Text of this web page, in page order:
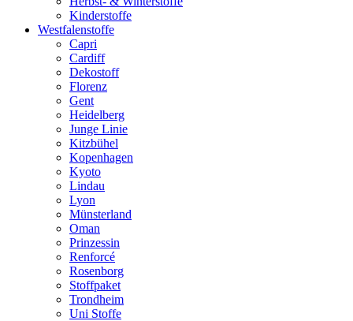
Kinderstoffe
Westfalenstoffe
Capri
Cardiff
Dekostoff
Florenz
Gent
Heidelberg
Junge Linie
Kitzbühel
Kopenhagen
Kyoto
Lindau
Lyon
Münsterland
Oman
Prinzessin
Renforcé
Rosenborg
Stoffpaket
Trondheim
Uni Stoffe